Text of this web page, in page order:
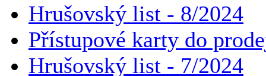
Hrušovský list - 8/2024
Přístupové karty do
Hrušovský list - 7/2024